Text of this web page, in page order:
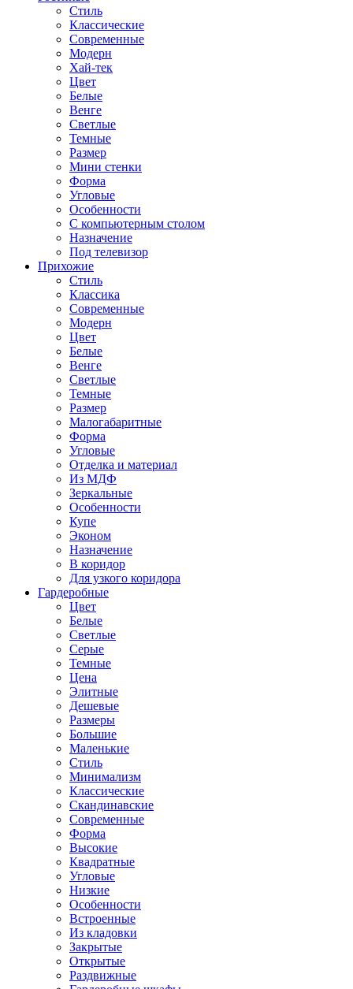
Стиль
Классические
Современные
Модерн
Хай-тек
Цвет
Белые
Венге
Светлые
Темные
Размер
Мини стенки
Форма
Угловые
Особенности
С компьютерным столом
Назначение
Под телевизор
Прихожие
Стиль
Классика
Современные
Модерн
Цвет
Белые
Венге
Светлые
Темные
Размер
Малогабаритные
Форма
Угловые
Отделка и материал
Из МДФ
Зеркальные
Особенности
Купе
Эконом
Назначение
В коридор
Для узкого коридора
Гардеробные
Цвет
Белые
Светлые
Серые
Темные
Цена
Элитные
Дешевые
Размеры
Большие
Маленькие
Стиль
Минимализм
Классические
Скандинавские
Современные
Форма
Высокие
Квадратные
Угловые
Низкие
Особенности
Встроенные
Из кладовки
Закрытые
Открытые
Раздвижные